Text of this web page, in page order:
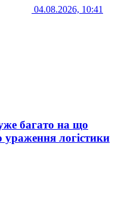
04.08.2026, 10:41
багато на що
логістики